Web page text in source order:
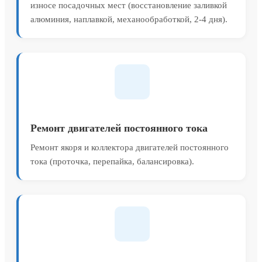
износе посадочных мест (восстановление заливкой
алюминия, наплавкой, механообработкой, 2-4 дня).
Ремонт двигателей постоянного тока
Ремонт якоря и коллектора двигателей постоянного
тока (проточка, перепайка, балансировка).